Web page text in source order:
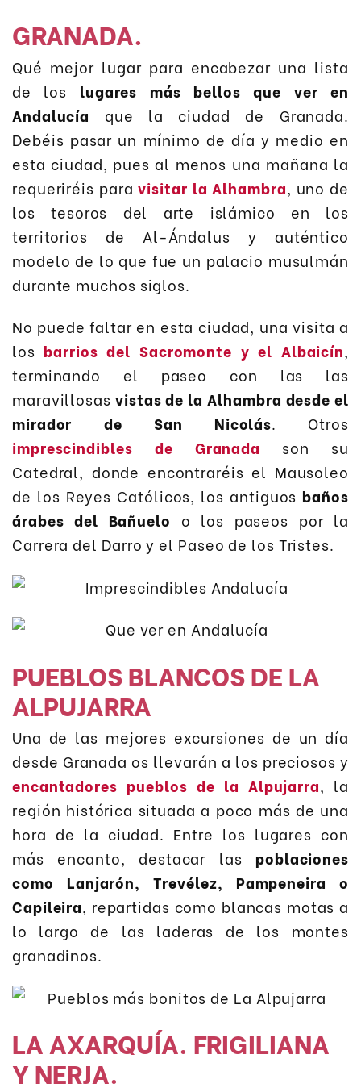
GRANADA.
Qué mejor lugar para encabezar una lista
de los lugares más bellos que ver en
Andalucía que la ciudad de Granada.
Debéis pasar un mínimo de día y medio en
esta ciudad, pues al menos una mañana la
requeriréis paravisitar la Alhambra, uno de
los tesoros del arte islámico en los
territorios de Al-Ándalus y auténtico
modelo de lo que fue un palacio musulmán
durante muchos siglos.
No puede faltar en esta ciudad, una visita a
los barrios del Sacromonte y el Albaicín,
terminando el paseo con las las
maravillosas vistas de la Alhambra desde el
mirador de San Nicolás. Otros
imprescindibles de Granada son su
Catedral, donde encontraréis el Mausoleo
de los Reyes Católicos, los antiguos baños
árabes del Bañuelo o los paseos por la
Carrera del Darro y el Paseo de los Tristes.
PUEBLOS BLANCOS DE LA
ALPUJARRA
Una de las mejores excursiones de un día
desde Granada os llevarán a los preciosos y
encantadores pueblos de la Alpujarra, la
región histórica situada a poco más de una
hora de la ciudad. Entre los lugares con
más encanto, destacar las poblaciones
como Lanjarón, Trevélez, Pampeneira o
Capileira, repartidas como blancas motas a
lo largo de las laderas de los montes
granadinos.
LA AXARQUÍA. FRIGILIANA
Y NERJA.